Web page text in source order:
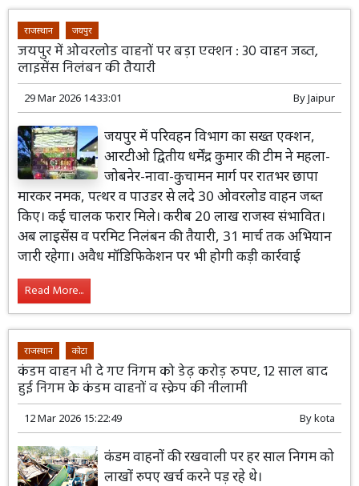
राजस्थान जयपुर
जयपुर में ओवरलोड वाहनों पर बड़ा एक्शन : 30 वाहन जब्त,
लाइसेंस निलंबन की तैयारी
29 Mar 2026 14:33:01 ByJaipur
जयपुर में परिवहन विभाग का सख्त एक्शन,
आरटीओ द्वितीय धर्मेंद्र कुमार की टीम ने महला-
जोबनेर-नावा-कुचामन मार्ग पर रातभर छापा
मारकर नमक, पत्थर व पाउडर से लदे 30 ओवरलोड वाहन जब्त
किए। कई चालक फरार मिले। करीब 20 लाख राजस्व संभावित।
अब लाइसेंस व परमिट निलंबन की तैयारी, 31 मार्च तक अभियान
जारी रहेगा। अवैध मॉडिफिकेशन पर भी होगी कड़ी कार्रवाई
Read More...
राजस्थान कोटा
कंडम वाहन भी दे गए निगम को डेढ़ करोड़ रुपए, 12 साल बाद
हुई निगम के कंडम वाहनों व स्क्रेप की नीलामी
12 Mar 2026 15:22:49 Bykota
कंडम वाहनों की रखवाली पर हर साल निगम को
लाखों रुपए खर्च करने पड़ रहे थे।